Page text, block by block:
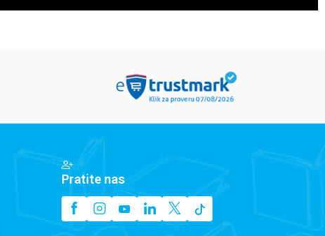
Pratite nas